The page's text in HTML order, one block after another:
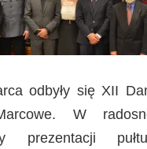
odbyły się XII
W
prezentacji